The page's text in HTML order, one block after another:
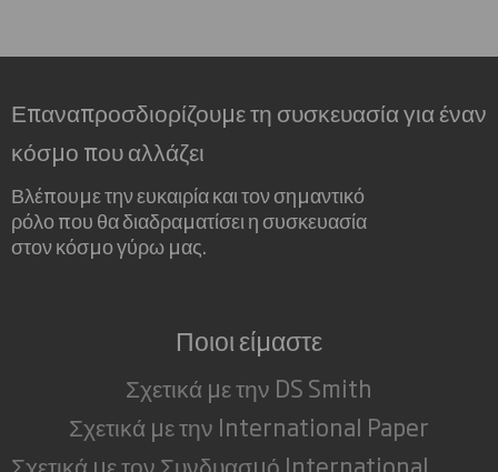
Επαναπροσδιορίζουμε τη συσκευασία για έναν
κόσμο που αλλάζει
Βλέπουμε την ευκαιρία και τον σημαντικό
ρόλο που θα διαδραματίσει η συσκευασία
στον κόσμο γύρω μας.
Ποιοι είμαστε
Σχετικά με την DS Smith
Σχετικά με την International Paper
Σχετικά με τον Συνδυασμό International